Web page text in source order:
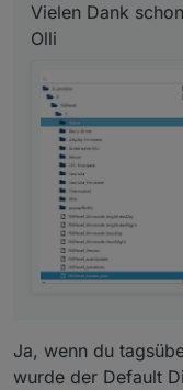
Vielen Dank
Olli
Ja, wenn du
wurde der Default